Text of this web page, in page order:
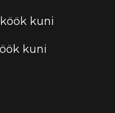
köök kuni
kuni